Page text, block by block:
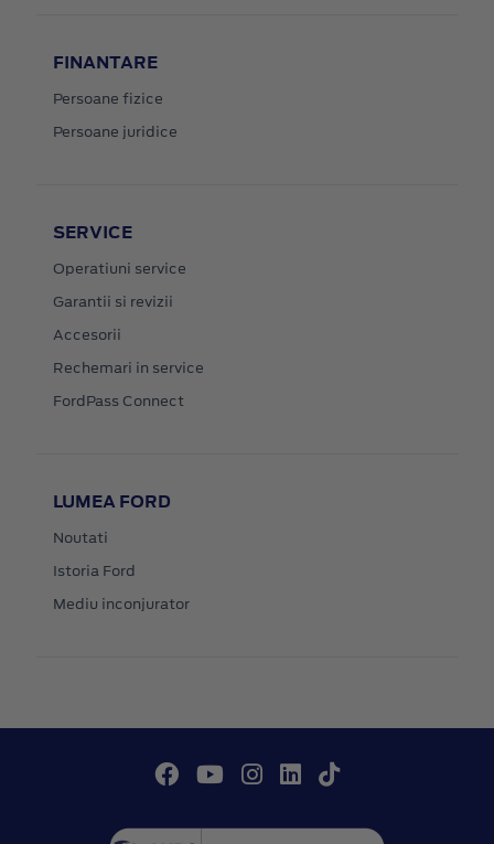
FINANTARE
Persoane fizice
Persoane juridice
SERVICE
Operatiuni service
Garantii si revizii
Accesorii
Rechemari in service
FordPass Connect
LUMEA FORD
Noutati
Istoria Ford
Mediu inconjurator